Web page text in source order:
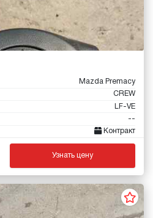
Mazda Premacy
CREW
LF-VE
--
Контракт
Узнать цену